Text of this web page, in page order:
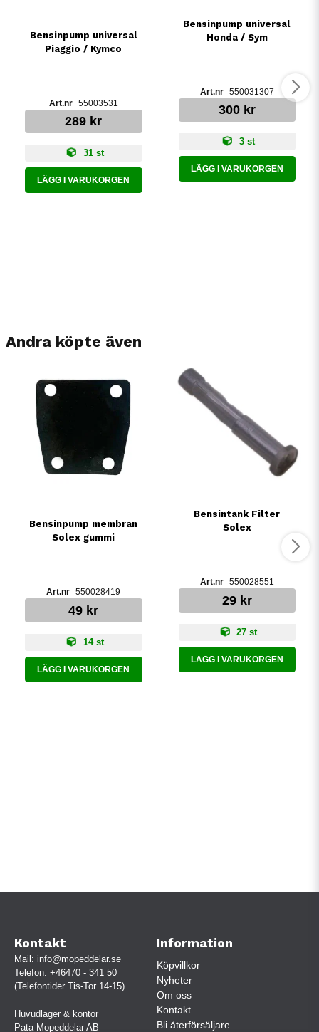
Bensinpump universal
Piaggio / Kymco
55003531
289 kr
31 st
LÄGG I VARUKORGEN
Bensinpump universal
Honda / Sym
550031307
300 kr
3 st
LÄGG I VARUKORGEN
Andra köpte även
Bensinpump membran
Solex gummi
550028419
49 kr
14 st
LÄGG I VARUKORGEN
Bensintank Filter
Solex
550028551
29 kr
27 st
LÄGG I VARUKORGEN
Kontakt
Mail: info@mopeddelar.se
Telefon: +46470 - 341 50
(Telefontider Tis-Tor 14-15)
Huvudlager & kontor
Pata Mopeddelar AB
Information
Köpvillkor
Nyheter
Om oss
Kontakt
Bli återförsäljare